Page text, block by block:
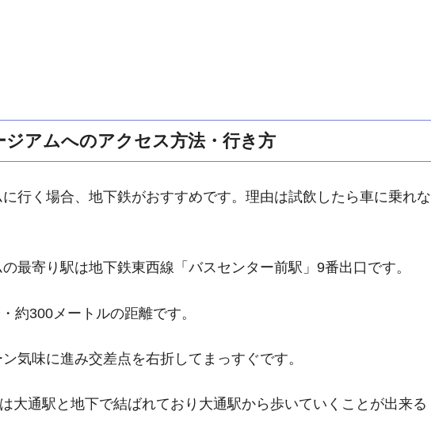
ジアムへのアクセス方法・行き方
行く場合、地下鉄がおすすめです。理由は試飲したら車に乗れな
最寄り駅は地下鉄東西線「バスセンター前駅」9番出口です。
約300メートルの距離です。
気味に進み交差点を右折してまっすぐです。
大通駅と地下で結ばれており大通駅から歩いていくことが出来る